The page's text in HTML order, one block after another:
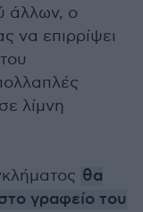
άλλων, ο
να επιρρίψει
λίμνη
θα
γραφείο του